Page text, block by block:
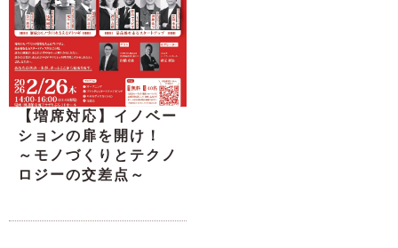
【増席対応】イノベー
ションの扉を開け！
～モノづくりとテクノ
ロジーの交差点～